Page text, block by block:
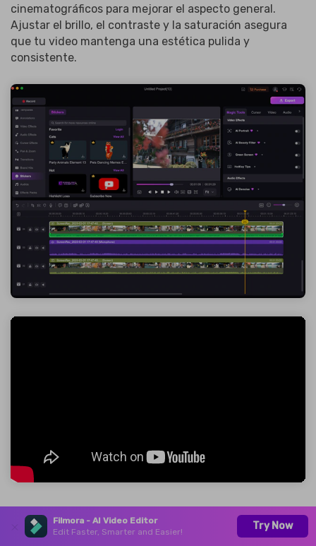
Filmora - AI Video Editor
Edit Faster, Smarter and Easier!
Try Now
cinematográficos para mejorar el aspecto general.
Ajustar el brillo, el contraste y la saturación asegura
que tu video mantenga una estética pulida y
consistente.
Parte 6: Optimizando tu